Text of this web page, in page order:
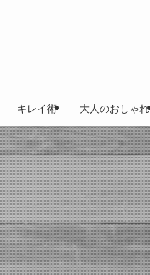
キレイ術 大人のおしゃれ